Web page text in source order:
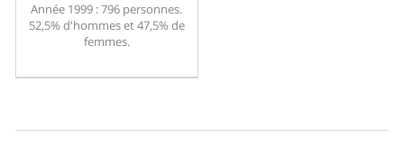
Année 1999 :796 personnes.
52,5% d'hommes et 47,5% de
femmes.